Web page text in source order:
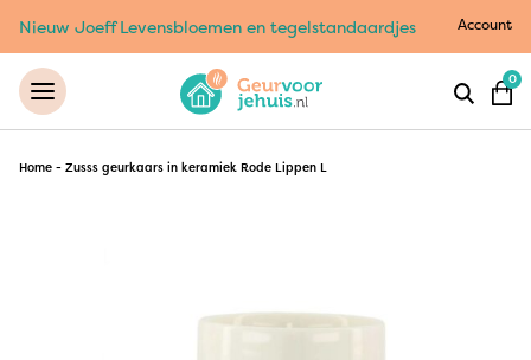
Nieuw Joeff Levensbloemen en tegelstandaardjes Account
0
Home - Zusss geurkaars in keramiek Rode Lippen L